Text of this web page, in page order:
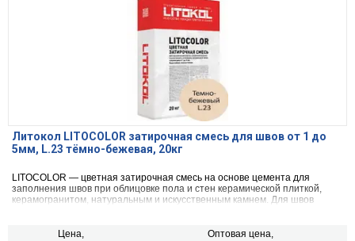
Литокол LITOCOLOR затирочная смесь для швов от 1 до
5мм, L.23 тёмно-бежевая, 20кг
LITOCOLOR — цветная затирочная смесь на основе цемента для
заполнения швов при облицовке пола и стен керамической плиткой,
керамогранитом, натуральным и искусственным камнем. Для швов
Цена, Оптовая цена,